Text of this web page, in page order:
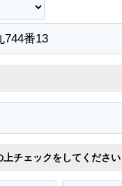
チェックをしてください